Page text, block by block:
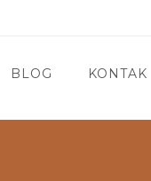
BLOG KONTAK